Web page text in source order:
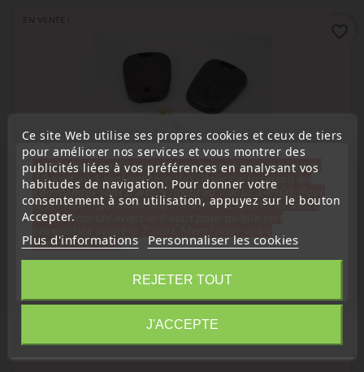
EN VENTE !
( 4,8/5) sur40note(s)
Télécommande Coque De Clé Peugeot 107 2 Boutons
Ce site Web utilise ses propres cookies et ceux de tiers
pour améliorer nos services et vous montrer des
publicités liées à vos préférences en analysant vos
habitudes de navigation. Pour donner votre
consentement à son utilisation, appuyez sur le bouton
Accepter.
Plus d'informations Personnaliser les cookies
REJETER TOUT
J'ACCEPTE
« Attention, notre société sera fermée pour congés du
10 aout au 1 septembre inclus. Pour cette raison les
commandes sont traitées jusqu'au 7 aout 14H00. Pour
le service réparation nous devons réceptionner votre
télécommande avant le 6 aout pour qu'elle soit
compréhension»
Fermer
Information